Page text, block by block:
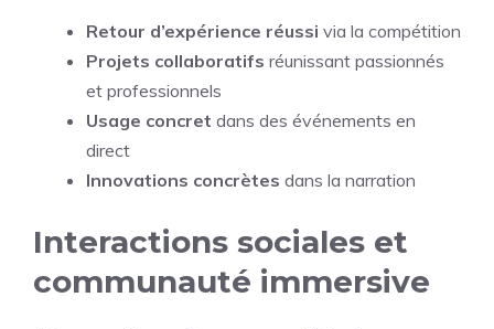
Retour d’expérience réussi via la compétition
Projets collaboratifs réunissant passionnés
et professionnels
Usage concret dans des événements en
direct
Innovations concrètes dans la narration
Interactions sociales et
communauté immersive